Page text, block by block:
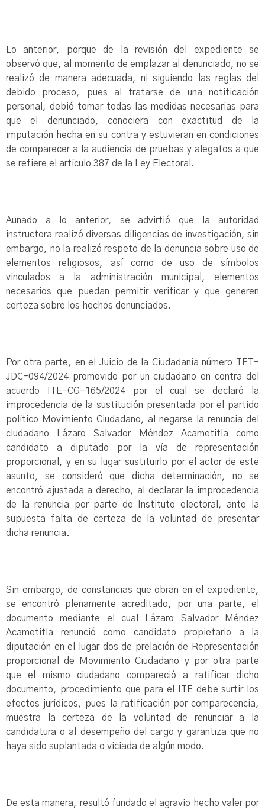
Lo anterior, porque de la revisión del expediente se
observó que, al momento de emplazar al denunciado, no se
realizó de manera adecuada, ni siguiendo las reglas del
debido proceso, pues al tratarse de una notificación
personal, debió tomar todas las medidas necesarias para
que el denunciado, conociera con exactitud de la
imputación hecha en su contra y estuvieran en condiciones
de comparecer a la audiencia de pruebas y alegatos a que
se refiere el artículo 387 de la Ley Electoral.
Aunado a lo anterior, se advirtió que la autoridad
instructora realizó diversas diligencias de investigación, sin
embargo, no la realizó respeto de la denuncia sobre uso de
elementos religiosos, así como de uso de símbolos
vinculados a la administración municipal, elementos
necesarios que puedan permitir verificar y que generen
certeza sobre los hechos denunciados.
Por otra parte, en el Juicio de la Ciudadanía número TET-
JDC-094/2024 promovido por un ciudadano en contra del
acuerdo ITE-CG-165/2024 por el cual se declaró la
improcedencia de la sustitución presentada por el partido
político Movimiento Ciudadano, al negarse la renuncia del
ciudadano Lázaro Salvador Méndez Acametitla como
candidato a diputado por la vía de representación
proporcional, y en su lugar sustituirlo por el actor de este
asunto, se consideró que dicha determinación, no se
encontró ajustada a derecho, al declarar la improcedencia
de la renuncia por parte de Instituto electoral, ante la
supuesta falta de certeza de la voluntad de presentar
dicha renuncia.
Sin embargo, de constancias que obran en el expediente,
se encontró plenamente acreditado, por una parte, el
documento mediante el cual Lázaro Salvador Méndez
Acametitla renunció como candidato propietario a la
diputación en el lugar dos de prelación de Representación
proporcional de Movimiento Ciudadano y por otra parte
que el mismo ciudadano compareció a ratificar dicho
documento, procedimiento que para el ITE debe surtir los
efectos jurídicos, pues la ratificación por comparecencia,
muestra la certeza de la voluntad de renunciar a la
candidatura o al desempeño del cargo y garantiza que no
haya sido suplantada o viciada de algún modo.
De esta manera, resultó fundado el agravio hecho valer por